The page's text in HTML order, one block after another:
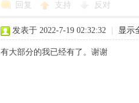
回复 支持 反对
发表于 2022-7-19 02:32:32 显示
有大部分的我已经有了。谢谢